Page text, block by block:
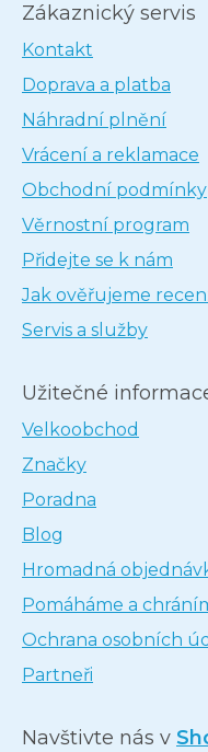
Zákaznický servis
Kontakt
Doprava a platba
Náhradní plnění
Vrácení a reklamace
Obchodní podmínky
Věrnostní program
Přidejte se k nám
Jak ověřujeme
Servis a služby
Užitečné
Velkoobchod
Značky
Poradna
Blog
Hromadná
Pomáháme a
Ochrana osobních
Partneři
Navštivte nás v